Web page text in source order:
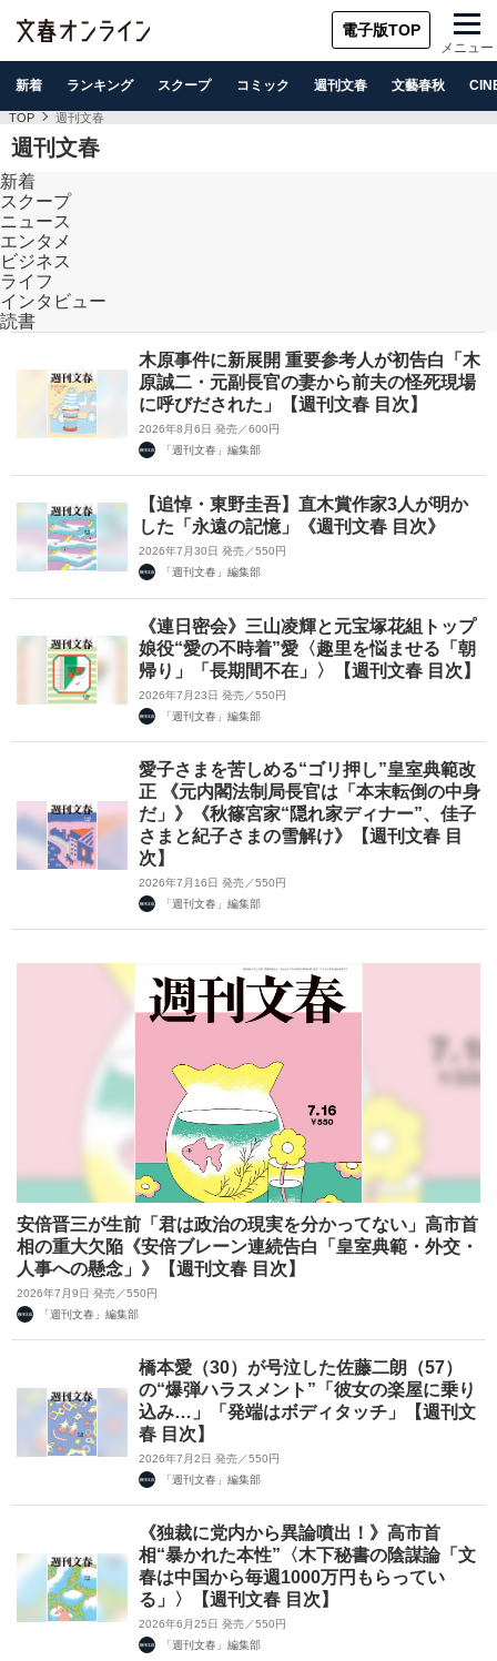
電子版TOP
メニュー
新着 ランキング スクープ コミック 週刊文春 文藝春秋
TOP 週刊文春
週刊文春
新着
スクープ
ニュース
エンタメ
ビジネス
ライフ
インタビュー
読書
木原事件に新展開 重要参考人が初告白「木
原誠二・元副長官の妻から前夫の怪死現場
に呼びだされた」【週刊文春 目次】
2026年8月6日 発売／600円
「週刊文春」編集部
【追悼・東野圭吾】直木賞作家3人が明か
した「永遠の記憶」《週刊文春 目次》
2026年7月30日 発売／550円
「週刊文春」編集部
《連日密会》三山凌輝と元宝塚花組トップ
娘役“愛の不時着”愛〈趣里を悩ませる「朝
帰り」「長期間不在」〉【週刊文春 目次】
2026年7月23日 発売／550円
「週刊文春」編集部
愛子さまを苦しめる“ゴリ押し”皇室典範改
正 《元内閣法制局長官は「本末転倒の中身
だ」》《秋篠宮家“隠れ家ディナー”、佳子
さまと紀子さまの雪解け》【週刊文春 目
次】
2026年7月16日 発売／550円
「週刊文春」編集部
安倍晋三が生前「君は政治の現実を分かってない」高市首
相の重大欠陥《安倍ブレーン連続告白「皇室典範・外交・
人事への懸念」》【週刊文春 目次】
2026年7月9日 発売／550円
「週刊文春」編集部
橋本愛（30）が号泣した佐藤二朗（57）
の“爆弾ハラスメント”「彼女の楽屋に乗り
込み…」「発端はボディタッチ」【週刊文
春 目次】
2026年7月2日 発売／550円
「週刊文春」編集部
《独裁に党内から異論噴出！》高市首
相“暴かれた本性”〈木下秘書の陰謀論「文
春は中国から毎週1000万円もらってい
る」〉【週刊文春 目次】
2026年6月25日 発売／550円
「週刊文春」編集部